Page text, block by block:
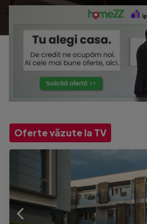
Oferte văzute la TV